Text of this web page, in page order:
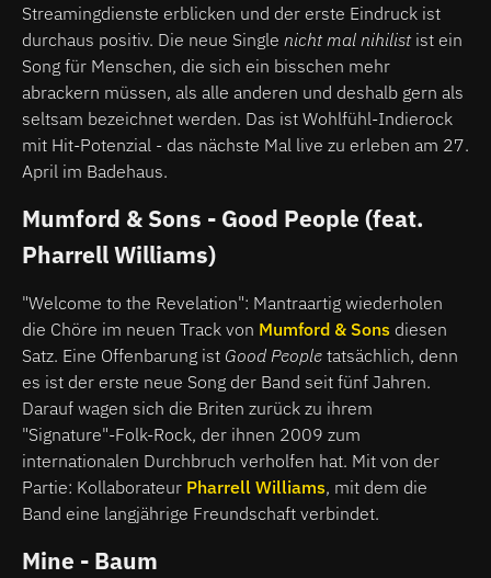
Streamingdienste erblicken und der erste Eindruck ist
durchaus positiv. Die neue Single nicht mal nihilist ist ein
Song für Menschen, die sich ein bisschen mehr
abrackern müssen, als alle anderen und deshalb gern als
seltsam bezeichnet werden. Das ist Wohlfühl-Indierock
mit Hit-Potenzial - das nächste Mal live zu erleben am 27.
April im Badehaus.
Mumford & Sons - Good People (feat.
Pharrell Williams)
"Welcome to the Revelation": Mantraartig wiederholen
die Chöre im neuen Track von Mumford & Sons diesen
Satz. Eine Offenbarung ist Good People tatsächlich, denn
es ist der erste neue Song der Band seit fünf Jahren.
Darauf wagen sich die Briten zurück zu ihrem
"Signature"-Folk-Rock, der ihnen 2009 zum
internationalen Durchbruch verholfen hat. Mit von der
Partie: Kollaborateur Pharrell Williams, mit dem die
Band eine langjährige Freundschaft verbindet.
Mine - Baum